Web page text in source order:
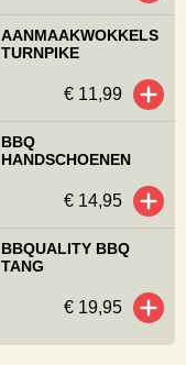
AANMAAKWOKKELS
TURNPIKE
€ 11,99
BBQ
HANDSCHOENEN
€ 14,95
BBQUALITY BBQ
TANG
€ 19,95